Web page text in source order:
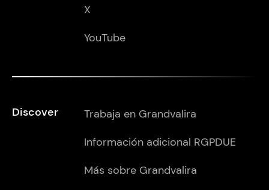
X
YouTube
Discover
Trabaja en Grandvalira
Información adicional RGPDUE
Más sobre Grandvalira